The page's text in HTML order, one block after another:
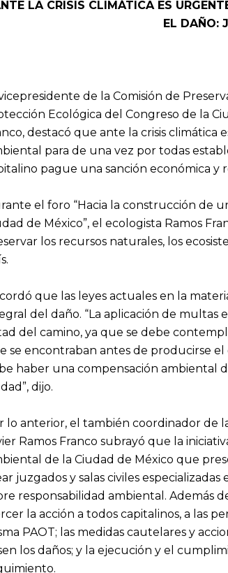
LA CRISIS CLIMÁTICA ES
EL DAÑO:
de la Comisión de
Ecológica del Congreso de la
destacó que ante la crisis climática
para de una vez por todas
pague una sanción económica y
el foro “Hacia la construcción de
de México”, el ecologista Ramos
los recursos naturales, los
que las leyes actuales en la
del daño. “La aplicación de multas
del camino, ya que se debe
se encontraban antes de producirse el
haber una compensación ambiental
dijo.
lo anterior, el también coordinador de
Ramos Franco subrayó que la
de la Ciudad de México que
juzgados y salas civiles
responsabilidad ambiental. Además
la acción a todos capitalinos, a las
PAOT; las medidas cautelares y
los daños; y la ejecución y el